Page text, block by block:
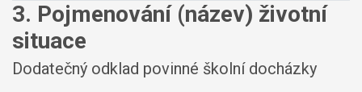
3. Pojmenování (název) životní
situace
Dodatečný odklad povinné školní docházky